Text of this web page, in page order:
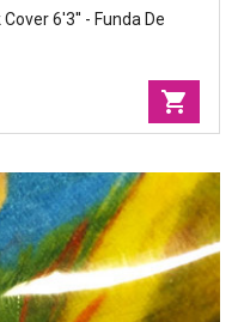
cover 6'3'' - Funda de
6'3'' - Funda De
shopping_cart